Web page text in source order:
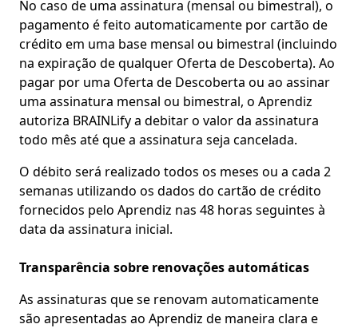
No caso de uma assinatura (mensal ou bimestral), o
pagamento é feito automaticamente por cartão de
crédito em uma base mensal ou bimestral (incluindo
na expiração de qualquer Oferta de Descoberta). Ao
pagar por uma Oferta de Descoberta ou ao assinar
uma assinatura mensal ou bimestral, o Aprendiz
autoriza BRAINLify a debitar o valor da assinatura
todo mês até que a assinatura seja cancelada.
O débito será realizado todos os meses ou a cada 2
semanas utilizando os dados do cartão de crédito
fornecidos pelo Aprendiz nas 48 horas seguintes à
data da assinatura inicial.
Transparência sobre renovações automáticas
As assinaturas que se renovam automaticamente
são apresentadas ao Aprendiz de maneira clara e